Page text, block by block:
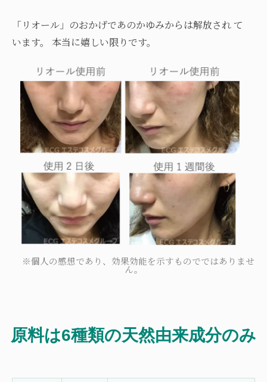
「リオール」のおかげであのかゆみからは解放され て
います。 本当に嬉しい限りです。
※個人の感想であり、効果効能を示すものでではありませ
ん。
原料は6種類の天然由来成分のみ